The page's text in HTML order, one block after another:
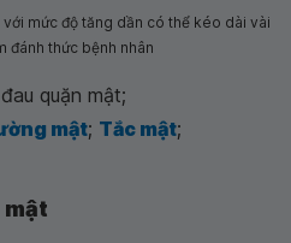
mức độ tăng dần có thể kéo dài vài
đánh thức bệnh nhân
quặn mật;
mật; Tắc mật;
mật